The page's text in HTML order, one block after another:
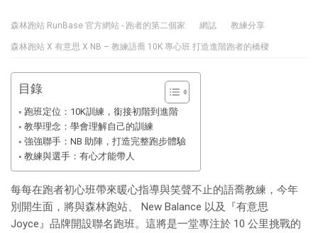
森林跑站 RunBase 官方網站 - 跑者的第二個家 網誌 教練分享
森林跑站 X 有意思 X NB – 教練語喬 10K 專心班 打造進階跑者的橋樑
目錄
跑班定位：10K訓練，銜接初階到進階
教學理念：學會理解自己的訓練
強強聯手：NB 助陣，打造完整跑步體驗
教練與選手：有心才能帶人
每每在跑者初心班帶來暖心指導與笑聲不止的語喬教練，今年
別開生面，將與森林跑站、 New Balance 以及『有意思
Joyce』品牌開設聯名跑班。這將是一堂專注於 10 公里挑戰的